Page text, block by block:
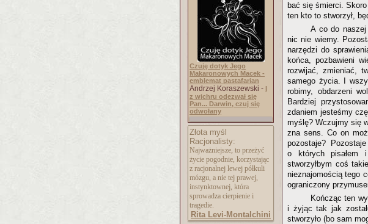
Czuję dotyk Jego
Makaronowych Macek -
emblemat pastafarian
Andrzej Koraszewski - I
z wichru odezwał się
Pan... Darwin, czuj się
odwołany
Złota myśl
Racjonalisty:
Najważniejsze, to przeżyć
życie pogodnie, korzystając
z racjonalnej lewej półkuli
mózgu, a nie tej prawej,
instynktownej, która
sprowadza cierpienie i
tragedie.
Rita Levi-Montalchini
bać się śmierci.
ten kto to stworzył,
A co do naszej
nic nie wiemy.
narzędzi do
końca, pozbawieni
rozwijać, zmieniać,
samego życia. I
robimy, obdarzeni
Bardziej
zdaniem jesteśmy
myślę? Wczujmy się
zna sens. Co on
pozostaje?
o których pisałem
stworzyłbym coś
nieznajomością tego
ograniczony
Kończąc ten
i żyjąc tak jak
stworzyło (bo sam